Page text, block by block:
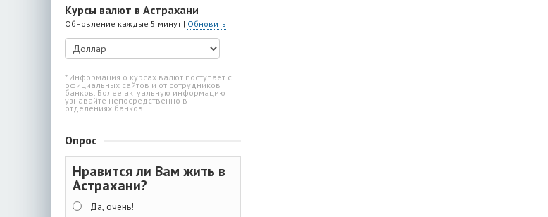
Курсы валют в Астрахани
Обновление каждые 5 минут | Обновить
* Информация о курсах валют поступает с
официальных сайтов и от сотрудников
банков. Более актуальную информацию
узнавайте непосредственно в
отделениях банков.
Опрос
Нравится ли Вам жить в
Астрахани?
Да, очень!